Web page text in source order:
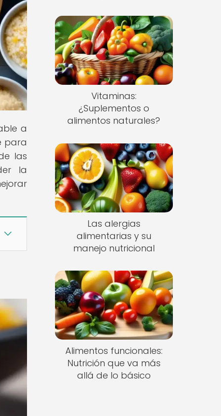
a
para
las
la
Vitaminas:
¿Suplementos o
alimentos naturales?
Las alergias
alimentarias y su
manejo nutricional
Alimentos funcionales:
Nutrición que va más
allá de lo básico